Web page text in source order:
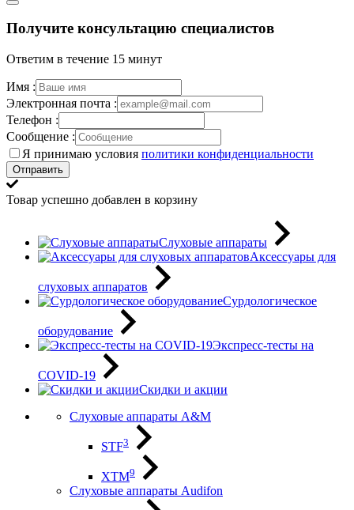
Получите консультацию специалистов
Ответим в течение 15 минут
Имя :
Электронная почта :
Телефон :
Сообщение :
Я принимаю условия политики конфиденциальности
Отправить
Товар успешно добавлен в корзину
Слуховые аппараты
Аксессуары для
слуховых аппаратов
Сурдологическое
оборудование
Экспресс-тесты на
COVID-19
Скидки и акции
Слуховые аппараты A&M
STF3
XTM9
Слуховые аппараты Audifon